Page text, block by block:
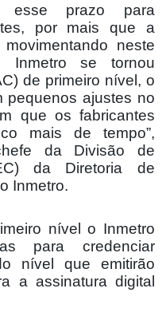
esse prazo para
por mais que a
neste
Inmetro se tornou
de primeiro nível, o
pequenos ajustes no
que os fabricantes
mais de tempo”,
da Divisão de
da Diretoria de
Inmetro.
nível o Inmetro
para credenciar
nível que emitirão
a assinatura digital